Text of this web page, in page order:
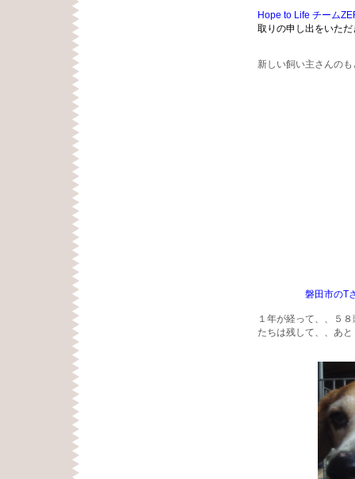
Hope to Life チーム
取りの申し出をいた
新しい飼い主さんの
磐田市のT
１年が経って、、５
たちは残して、、あ